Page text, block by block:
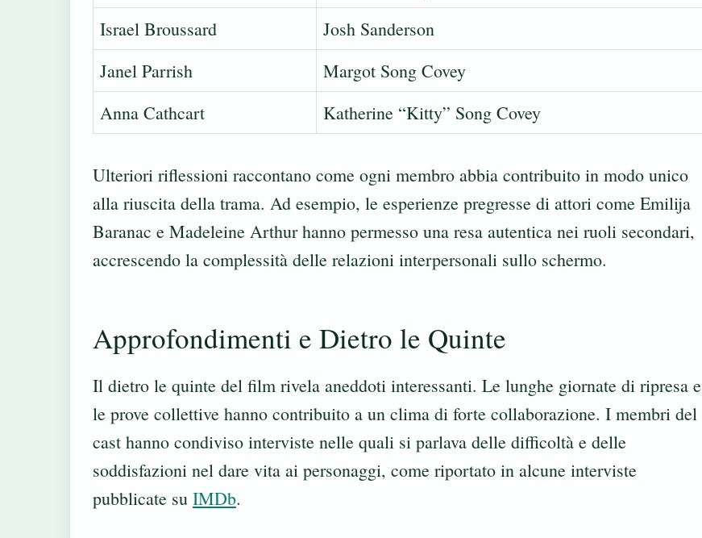
Israel Broussard
Josh Sanderson
Janel Parrish
Margot Song Covey
Anna Cathcart
Katherine “Kitty” Song Covey
Ulteriori riflessioni raccontano come ogni membro abbia contribuito in modo unico
alla riuscita della trama. Ad esempio, le esperienze pregresse di attori come Emilija
Baranac e Madeleine Arthur hanno permesso una resa autentica nei ruoli secondari,
accrescendo la complessità delle relazioni interpersonali sullo schermo.
Approfondimenti e Dietro le Quinte
Il dietro le quinte del film rivela aneddoti interessanti. Le lunghe giornate di ripresa e
le prove collettive hanno contribuito a un clima di forte collaborazione. I membri del
cast hanno condiviso interviste nelle quali si parlava delle difficoltà e delle
soddisfazioni nel dare vita ai personaggi, come riportato in alcune interviste
pubblicate su IMDb.